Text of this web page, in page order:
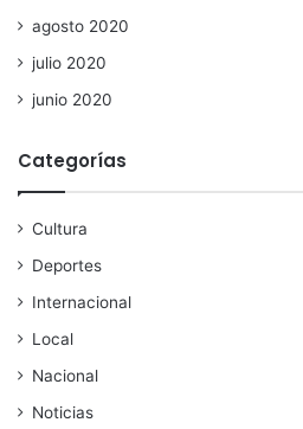
agosto 2020
julio 2020
junio 2020
Categorías
Cultura
Deportes
Internacional
Local
Nacional
Noticias